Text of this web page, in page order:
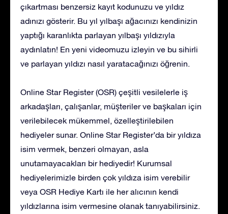
çıkartması benzersiz kayıt kodunuzu ve yıldız
adınızı gösterir. Bu yıl yılbaşı ağacınızı kendinizin
yaptığı karanlıkta parlayan yılbaşı yıldızıyla
aydınlatın! En yeni videomuzu izleyin ve bu sihirli
ve parlayan yıldızı nasıl yaratacağınızı öğrenin.
Online Star Register (OSR) çeşitli vesilelerle iş
arkadaşları, çalışanlar, müşteriler ve başkaları için
verilebilecek mükemmel, özelleştirilebilen
hediyeler sunar. Online Star Register’da bir yıldıza
isim vermek, benzeri olmayan, asla
unutamayacakları bir hediyedir! Kurumsal
hediyelerimizle birden çok yıldıza isim verebilir
veya OSR Hediye Kartı ile her alıcının kendi
yıldızlarına isim vermesine olanak tanıyabilirsiniz.